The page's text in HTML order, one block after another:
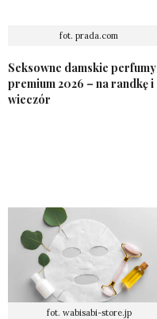
fot. prada.com
Seksowne damskie perfumy
premium 2026 – na randkę i
wieczór
fot. wabisabi-store.jp